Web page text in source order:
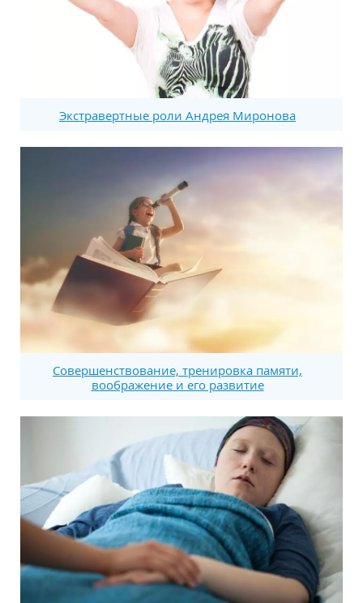
Экстравертные роли Андрея Миронова
Совершенствование, тренировка памяти,
воображение и его развитие